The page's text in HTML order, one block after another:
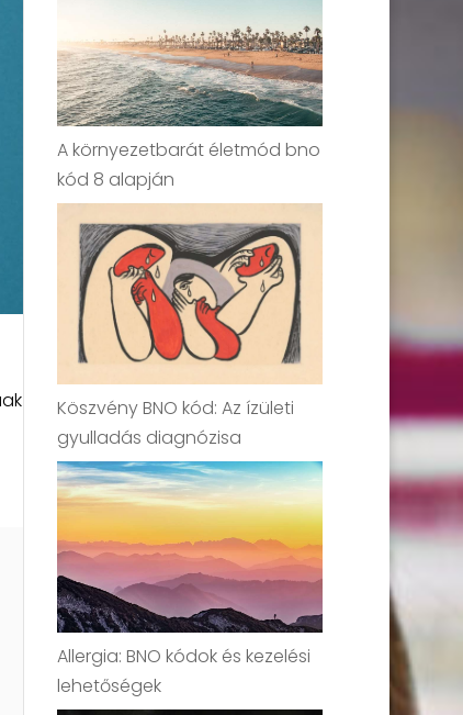
A környezetbarát életmód bno
kód 8 alapján
Köszvény BNO kód: Az ízületi
gyulladás diagnózisa
Allergia: BNO kódok és kezelési
lehetőségek